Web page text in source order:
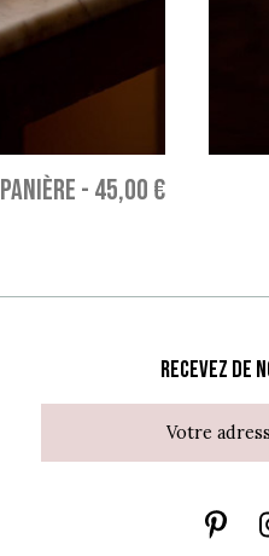
PANIÈRE - 45,00 €
Recevez de